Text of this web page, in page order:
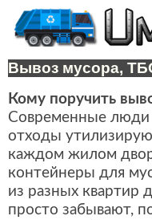
Вывоз мусора,
Кому поручить
Современные люди
отходы
каждом жилом
контейнеры для
из разных квартир
просто забывают,